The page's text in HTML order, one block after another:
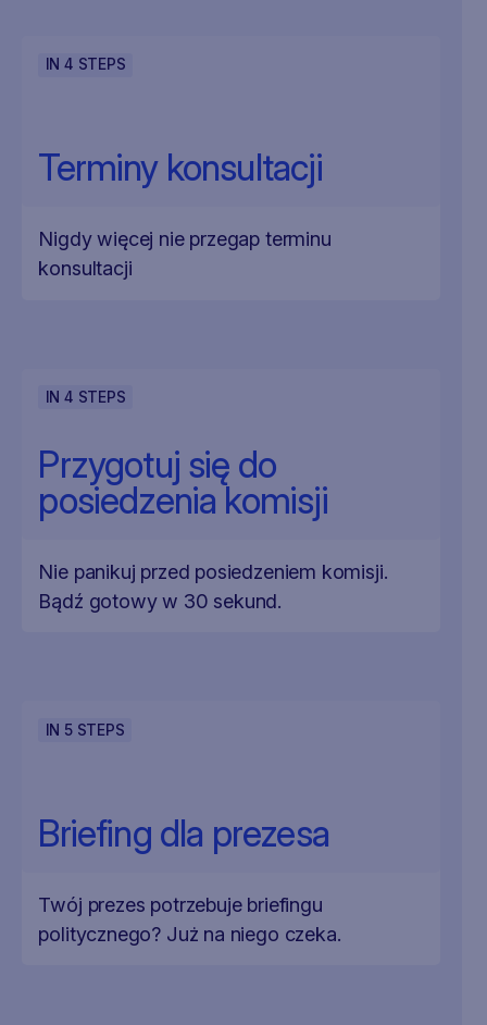
IN4 STEPS
Terminy konsultacji
Nigdy więcej nie przegap terminu
konsultacji
IN4 STEPS
Przygotuj się do
posiedzenia komisji
Nie panikuj przed posiedzeniem komisji.
Bądź gotowy w 30 sekund.
IN 5STEPS
Briefing dla prezesa
Twój prezes potrzebuje briefingu
politycznego? Już na niego czeka.